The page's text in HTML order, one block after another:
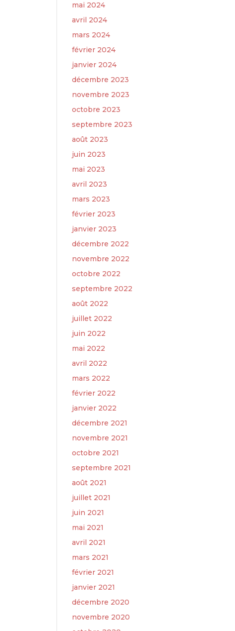
mai 2024
avril 2024
mars 2024
février 2024
janvier 2024
décembre 2023
novembre 2023
octobre 2023
septembre 2023
août 2023
juin 2023
mai 2023
avril 2023
mars 2023
février 2023
janvier 2023
décembre 2022
novembre 2022
octobre 2022
septembre 2022
août 2022
juillet 2022
juin 2022
mai 2022
avril 2022
mars 2022
février 2022
janvier 2022
décembre 2021
novembre 2021
octobre 2021
septembre 2021
août 2021
juillet 2021
juin 2021
mai 2021
avril 2021
mars 2021
février 2021
janvier 2021
décembre 2020
novembre 2020